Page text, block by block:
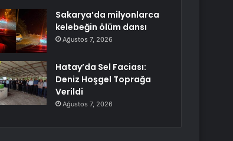
Sakarya’da milyonlarca
kelebeğin ölüm dansı
Ağustos 7, 2026
Hatay’da Sel Faciası:
Deniz Hoşgel Toprağa
Verildi
Ağustos 7, 2026